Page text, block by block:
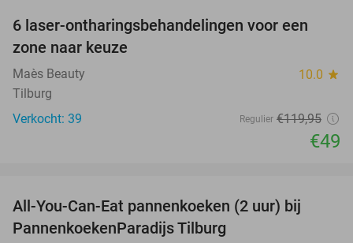
59%
6 laser-ontharingsbehandelingen voor een
zone naar keuze
Maès Beauty 10.0 star
Tilburg
Verkocht: 39
Regulier €119,95
€49
All-You-Can-Eat pannenkoeken (2 uur) bij
PannenkoekenParadijs Tilburg